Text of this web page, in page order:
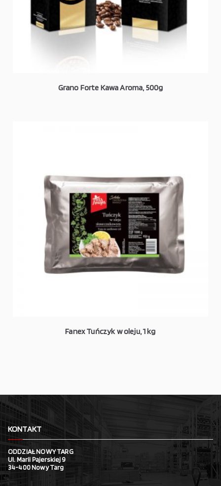
Grano Forte Kawa Aroma, 500g
Fanex Tuńczyk w oleju, 1 kg
KONTAKT
ODDZIAŁ NOWY TARG
Ul. Marii Pajerskiej 9
34-400 Nowy Targ